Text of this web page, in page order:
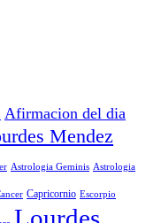
Afirmacion del dia
Mendez
Astrologia Geminis Astrologia
Capricornio Escorpio